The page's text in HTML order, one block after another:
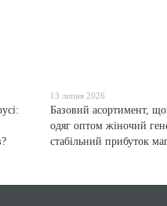
13 липня 2026
Базовий асортимент,
одяг оптом жіночий
стабільний прибуток